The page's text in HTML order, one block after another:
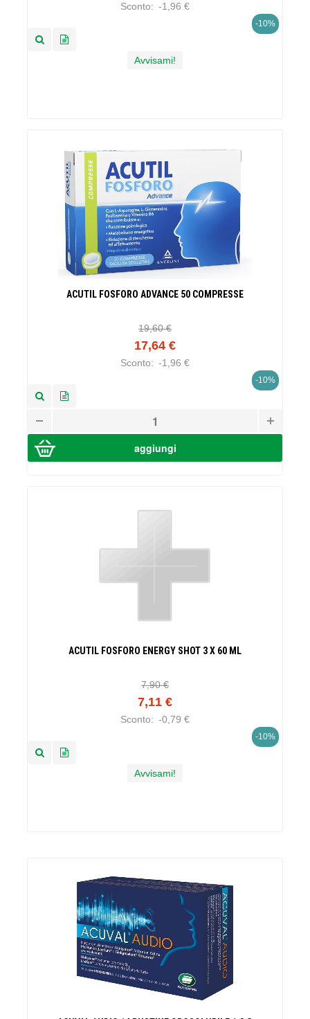
Sconto: -1,96 €
-10%
Avvisami!
ACUTIL FOSFORO ADVANCE 50 COMPRESSE
19,60 €
17,64 €
Sconto: -1,96 €
-10%
ACUTIL FOSFORO ENERGY SHOT 3 X 60 ML
7,90 €
7,11 €
Sconto: -0,79 €
-10%
Avvisami!